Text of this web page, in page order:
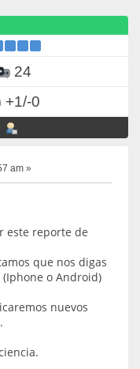
24
+1/-0
am »
este reporte de
que nos digas
o Android)
nuevos